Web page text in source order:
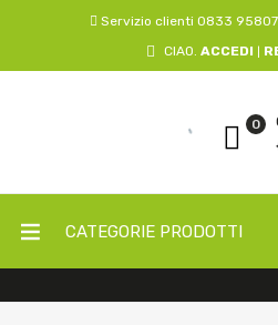
Servizio clienti 0833
CIAO. ACCEDI
0
CATEGORIE PRODOTTI